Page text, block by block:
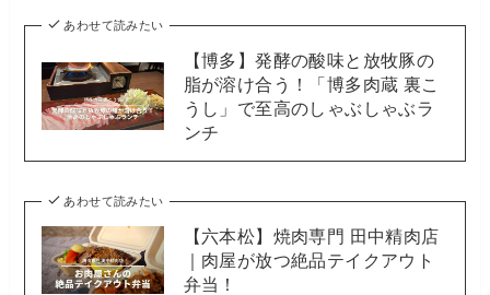
あわせて読みたい
【博多】発酵の酸味と放牧豚の
脂が溶け合う！「博多肉蔵 裏こ
うし」で至高のしゃぶしゃぶラ
ンチ
あわせて読みたい
【六本松】焼肉専門 田中精肉店
｜肉屋が放つ絶品テイクアウト
弁当！